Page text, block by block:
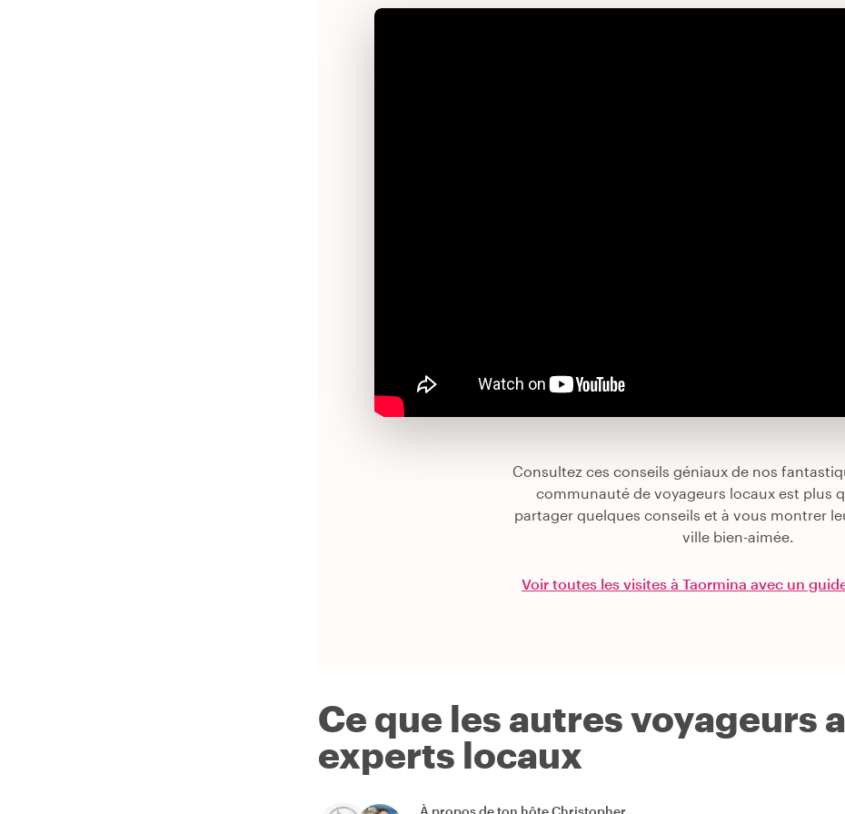
Consultez ces conseils géniaux de nos
communauté de voyageurs locaux est plus
partager quelques conseils et à vous montrer
ville bien-aimée.
Voir toutes les visites à Taormina avec un
Ce que les autres voyageurs
experts locaux
À propos de ton hôteChristopher